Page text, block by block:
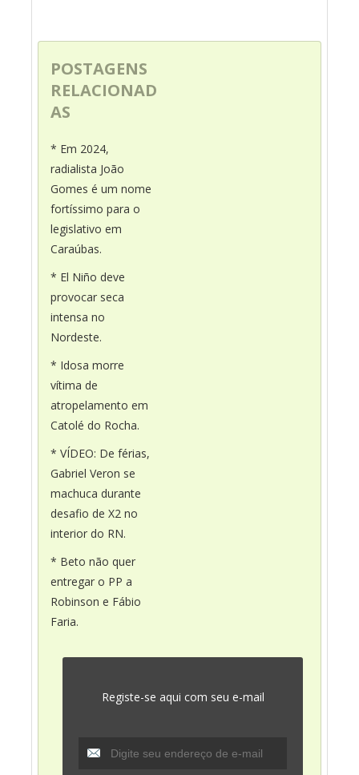
POSTAGENS
RELACIONAD
AS
* Em 2024,
radialista João
Gomes é um nome
fortíssimo para o
legislativo em
Caraúbas.
* El Niño deve
provocar seca
intensa no
Nordeste.
* Idosa morre
vítima de
atropelamento em
Catolé do Rocha.
* VÍDEO: De férias,
Gabriel Veron se
machuca durante
desafio de X2 no
interior do RN.
* Beto não quer
entregar o PP a
Robinson e Fábio
Faria.
Registe-se aqui com seu e-mail